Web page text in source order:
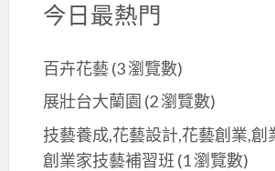
今日最熱門
百卉花藝(3 瀏覽數)
展壯台大蘭園 (2 瀏覽數)
技藝養成,花藝設計,花藝創業,創
創業家技藝補習班 (1 瀏覽數)